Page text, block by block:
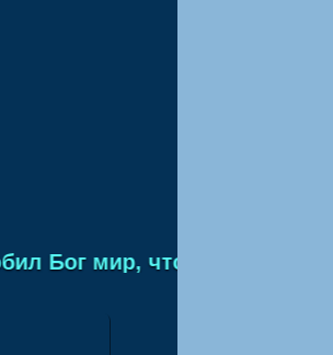
Бог мир, что отдал Сына